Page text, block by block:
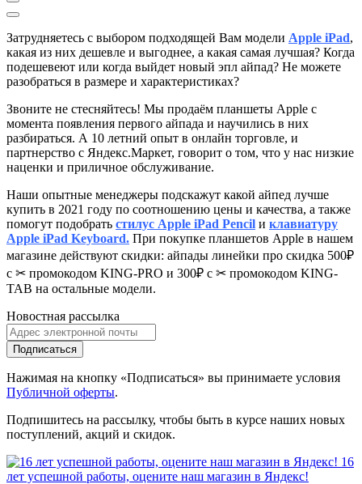
Затрудняетесь с выбором подходящей Вам модели Apple iPad,
какая из них дешевле и выгоднее, а какая самая лучшая? Когда
подешевеют или когда выйдет новый эпл айпад? Не можете
разобраться в размере и характеристиках?
Звоните не стесняйтесь! Мы продаём планшеты Apple с
момента появления первого айпада и научились в них
разбираться. А 10 летний опыт в онлайн торговле, и
партнерство с Яндекс.Маркет, говорит о том, что у нас низкие
наценки и приличное обслуживание.
Наши опытные менеджеры подскажут какой айпед лучше
купить в 2021 году по соотношению цены и качества, а также
помогут подобрать стилус Apple iPad Pencil и клавиатуру
Apple iPad Keyboard. При покупке планшетов Apple в нашем
магазине действуют скидки: айпады линейки про скидка 500₽
с ✂ промокодом KING-PRO и 300₽ с ✂ промокодом KING-
TAB на остальные модели.
Новостная рассылка
Подписаться
Нажимая на кнопку «Подписаться» вы принимаете условия
Публичной оферты.
Подпишитесь на рассылку, чтобы быть в курсе наших новых
поступлений, акций и скидок.
16
лет успешной работы, оцените наш магазин в Яндекс!